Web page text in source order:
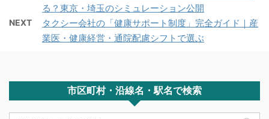
る？東京・埼玉のシミュレーション公開
NEXT
タクシー会社の「健康サポート制度」完全ガイド｜産
業医・健康経営・通院配慮シフトで選ぶ
市区町村・沿線名・駅名で検索